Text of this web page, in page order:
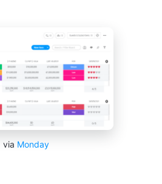
via Monday